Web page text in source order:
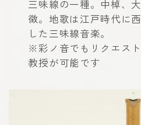
三味線の一種。中棹、
徴。地歌は江戸時代に
した三味線音楽。
※彩ノ音でもリクエス
教授が可能です